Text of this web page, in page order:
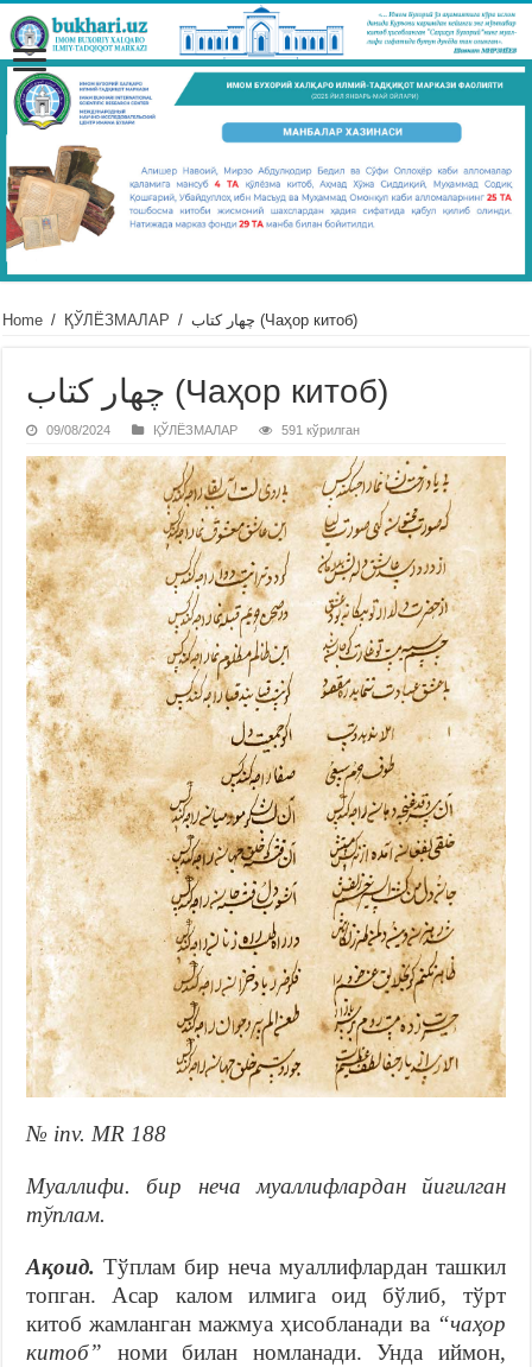
Home / ҚЎЛЁЗМАЛАР / چهار كتاب (Чаҳор китоб)
چهار كتاب (Чаҳор китоб)
09/08/2024 ҚЎЛЁЗМАЛАР 591 кўрилган
№ inv. MR 188
Муаллифи.бир неча муаллифлардан йиғилган
тўплам.
Ақоид. Тўплам бир неча муаллифлардан ташкил
топган. Асар калом илмига оид бўлиб, тўрт
китоб жамланган мажмуа ҳисобланади ва “чаҳор
китоб” номи билан номланади. Унда иймон,